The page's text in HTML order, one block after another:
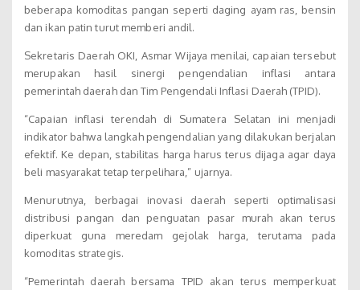
beberapa komoditas pangan seperti daging ayam ras, bensin
dan ikan patin turut memberi andil.
Sekretaris Daerah OKI, Asmar Wijaya menilai, capaian tersebut
merupakan hasil sinergi pengendalian inflasi antara
pemerintah daerah dan Tim Pengendali Inflasi Daerah (TPID).
“Capaian inflasi terendah di Sumatera Selatan ini menjadi
indikator bahwa langkah pengendalian yang dilakukan berjalan
efektif. Ke depan, stabilitas harga harus terus dijaga agar daya
beli masyarakat tetap terpelihara,” ujarnya.
Menurutnya, berbagai inovasi daerah seperti optimalisasi
distribusi pangan dan penguatan pasar murah akan terus
diperkuat guna meredam gejolak harga, terutama pada
komoditas strategis.
“Pemerintah daerah bersama TPID akan terus memperkuat